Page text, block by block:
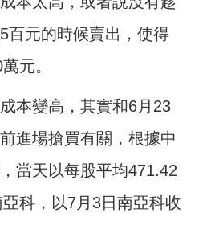
百元的時候賣出，使得
元。
本變高，其實和6月23
進場搶買有關，根據中
當天以每股平均471.42
科，以7月3日南亞科收